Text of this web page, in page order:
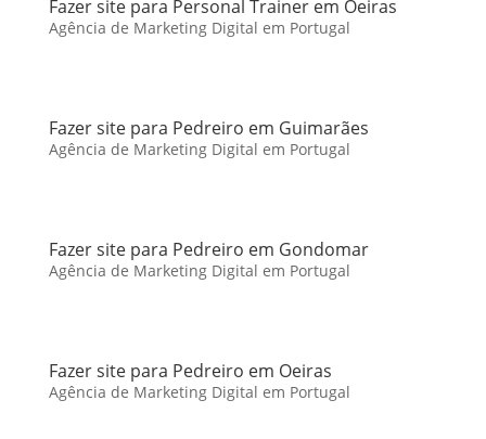
Fazer site para Personal Trainer em Oeiras
Agência de Marketing Digital em Portugal
Fazer site para Pedreiro em Guimarães
Agência de Marketing Digital em Portugal
Fazer site para Pedreiro em Gondomar
Agência de Marketing Digital em Portugal
Fazer site para Pedreiro em Oeiras
Agência de Marketing Digital em Portugal